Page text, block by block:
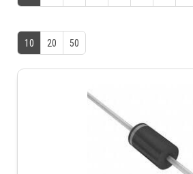
10 20 50